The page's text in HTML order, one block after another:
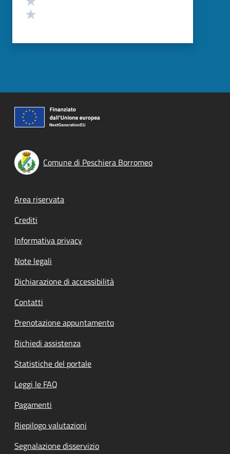
Comune di Peschiera Borromeo
Footer menu
Area riservata
Crediti
Informativa privacy
Note legali
Dichiarazione di accessibilità
Contatti
Prenotazione appuntamento
Richiedi assistenza
Statistiche del portale
Leggi le FAQ
Pagamenti
Riepilogo valutazioni
Segnalazione disservizio